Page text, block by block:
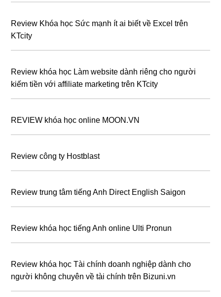
Review Khóa học Sức mạnh ít ai biết về Excel trên
KTcity
Review khóa học Làm website dành riêng cho người
kiếm tiền với affiliate marketing trên KTcity
REVIEW khóa học online MOON.VN
Review công ty Hostblast
Review trung tâm tiếng Anh Direct English Saigon
Review khóa học tiếng Anh online Ulti Pronun
Review khóa học Tài chính doanh nghiệp dành cho
người không chuyên về tài chính trên Bizuni.vn